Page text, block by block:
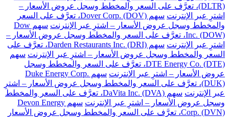
(DLTR)، تعرَّف على السعر والمخطط وسجل عروض الأسعار –
اشترِ عبر الإنترنت
سهم Dover Corp. (DOV)، تعرَّف على السعر
والمخطط وسجل عروض الأسعار – اشترِ عبر الإنترنت
سهم Dow
Inc. (DOW)، تعرَّف على السعر والمخطط وسجل عروض الأسعار –
اشترِ عبر الإنترنت
سهم Darden Restaurants Inc. (DRI)، تعرَّف على
السعر والمخطط وسجل عروض الأسعار – اشترِ عبر الإنترنت سهم
DTE Energy Co. (DTE)، تعرَّف على السعر والمخطط وسجل
عروض الأسعار – اشترِ عبر الإنترنت
سهم Duke Energy Corp.
(DUK)، تعرَّف على السعر والمخطط وسجل عروض الأسعار – اشترِ
عبر الإنترنت
سهم DaVita Inc. (DVA)، تعرَّف على السعر والمخطط
وسجل عروض الأسعار – اشترِ عبر الإنترنت
سهم Devon Energy
Corp. (DVN)، تعرَّف على السعر والمخطط وسجل عروض الأسعار